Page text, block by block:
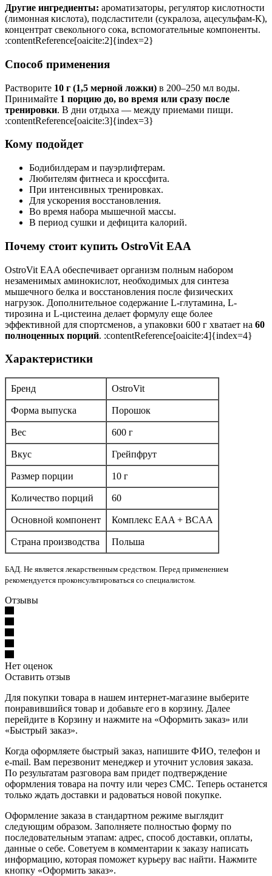
Другие ингредиенты: ароматизаторы, регулятор кислотности
(лимонная кислота), подсластители (сукралоза, ацесульфам-К),
концентрат свекольного сока, вспомогательные компоненты.
:contentReference[oaicite:2]{index=2}
Способ применения
Растворите 10 г (1,5 мерной ложки) в 200–250 мл воды.
Принимайте 1 порцию до, во время или сразу после
тренировки. В дни отдыха — между приемами пищи.
:contentReference[oaicite:3]{index=3}
Кому подойдет
Бодибилдерам и пауэрлифтерам.
Любителям фитнеса и кроссфита.
При интенсивных тренировках.
Для ускорения восстановления.
Во время набора мышечной массы.
В период сушки и дефицита калорий.
Почему стоит купить OstroVit EAA
OstroVit EAA обеспечивает организм полным набором
незаменимых аминокислот, необходимых для синтеза
мышечного белка и восстановления после физических
нагрузок. Дополнительное содержание L-глутамина, L-
тирозина и L-цистеина делает формулу еще более
эффективной для спортсменов, а упаковки 600 г хватает на 60
полноценных порций. :contentReference[oaicite:4]{index=4}
Характеристики
Бренд OstroVit
Форма выпуска Порошок
Вес 600 г
Вкус Грейпфрут
Размер порции 10 г
Количество порций 60
Основной компонент Комплекс EAA + BCAA
Страна производства Польша
БАД. Не является лекарственным средством. Перед применением
рекомендуется проконсультироваться со специалистом.
Отзывы
Нет оценок
Оставить отзыв
Для покупки товара в нашем интернет-магазине выберите
понравившийся товар и добавьте его в корзину. Далее
перейдите в Корзину и нажмите на «Оформить заказ» или
«Быстрый заказ».
Когда оформляете быстрый заказ, напишите ФИО, телефон и
e-mail. Вам перезвонит менеджер и уточнит условия заказа.
По результатам разговора вам придет подтверждение
оформления товара на почту или через СМС. Теперь останется
только ждать доставки и радоваться новой покупке.
Оформление заказа в стандартном режиме выглядит
следующим образом. Заполняете полностью форму по
последовательным этапам: адрес, способ доставки, оплаты,
данные о себе. Советуем в комментарии к заказу написать
информацию, которая поможет курьеру вас найти. Нажмите
кнопку «Оформить заказ».